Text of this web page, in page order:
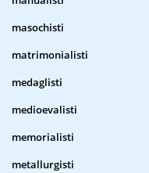
masochisti
matrimonialisti
medaglisti
medioevalisti
memorialisti
metallurgisti